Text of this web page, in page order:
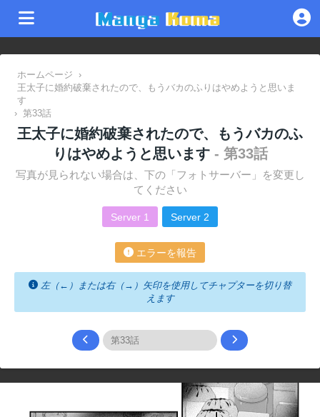
ホームページ
›
王太子に婚約破棄されたので、もうバカのふりはやめようと思いま
す
› 第33話
王太子に婚約破棄されたので、もうバカのふ
りはやめようと思います - 第33話
写真が見られない場合は、下の「フォトサーバー」を変更し
てください
Server 1 Server 2
エラーを報告
左（←）または右（→）矢印を使用してチャプターを切り替
えます